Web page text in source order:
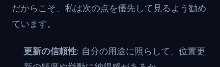
だからこそ、私は次の点を優先して見るよう勧め
ています。
更新の信頼性: 自分の用途に照らして、位置更